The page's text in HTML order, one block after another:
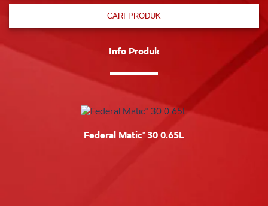
CARI PRODUK
Info Produk
Federal Matic™ 30 0.65L